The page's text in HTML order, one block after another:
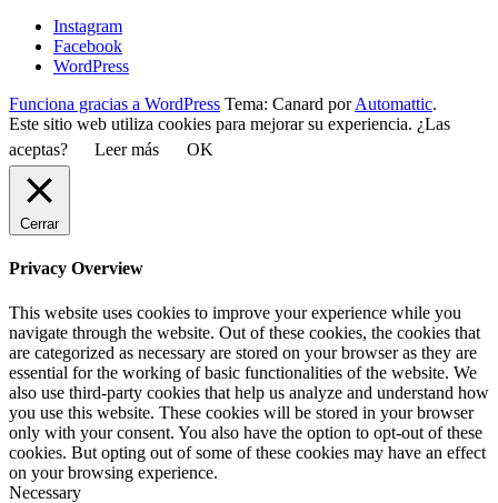
Instagram
Facebook
WordPress
Funciona gracias a WordPress Tema: Canard porAutomattic.
Este sitio web utiliza cookies para mejorar su experiencia. ¿Las
aceptas?
Leer más OK
Cerrar
Privacy Overview
This website uses cookies to improve your experience while you
navigate through the website. Out of these cookies, the cookies that
are categorized as necessary are stored on your browser as they are
essential for the working of basic functionalities of the website. We
also use third-party cookies that help us analyze and understand how
you use this website. These cookies will be stored in your browser
only with your consent. You also have the option to opt-out of these
cookies. But opting out of some of these cookies may have an effect
on your browsing experience.
Necessary